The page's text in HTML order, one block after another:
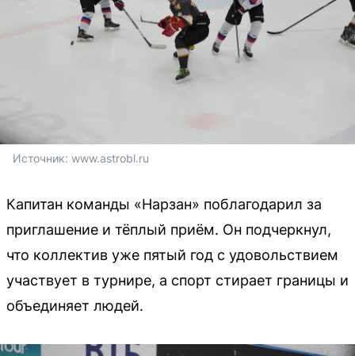
Источник: www.astrobl.ru
Капитан команды «Нарзан» поблагодарил за
приглашение и тёплый приём. Он подчеркнул,
что коллектив уже пятый год с удовольствием
участвует в турнире, а спорт стирает границы и
объединяет людей.